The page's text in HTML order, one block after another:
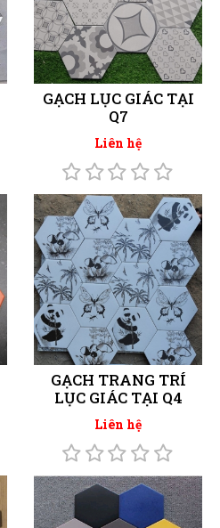
GẠCH LỤC GIÁC TẠI
Q7
Liên hệ
GẠCH TRANG TRÍ
LỤC GIÁC TẠI Q4
Liên hệ